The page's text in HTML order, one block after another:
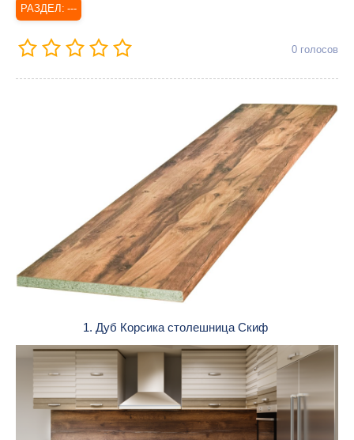
---
0 голосов
1. Дуб Корсика столешница Скиф